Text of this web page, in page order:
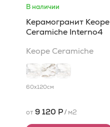
В наличии
Керамогранит Keope
Ceramiche Interno4
Keope Ceramiche
60x120см
от 9 120 Р/ м2